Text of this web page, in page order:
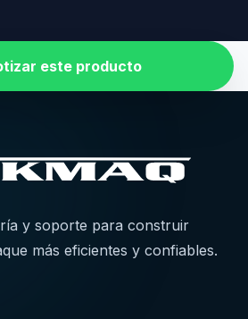
este producto
y soporte para construir
más eficientes y confiables.